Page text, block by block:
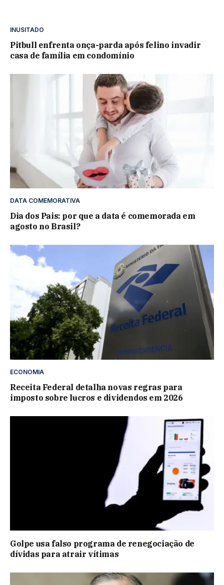
INUSITADO
Pitbull enfrenta onça-parda após felino invadir
casa de família em condomínio
DATA COMEMORATIVA
Dia dos Pais: por que a data é comemorada em
agosto no Brasil?
ECONOMIA
Receita Federal detalha novas regras para
imposto sobre lucros e dividendos em 2026
Golpe usa falso programa de renegociação de
dívidas para atrair vítimas